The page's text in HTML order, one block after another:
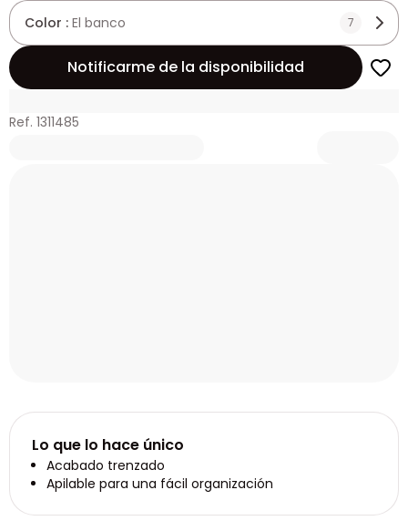
Color : El banco 7
Notificarme de la disponibilidad
Ref. 1311485
Lo que lo hace único
Acabado trenzado
Apilable para una fácil organización